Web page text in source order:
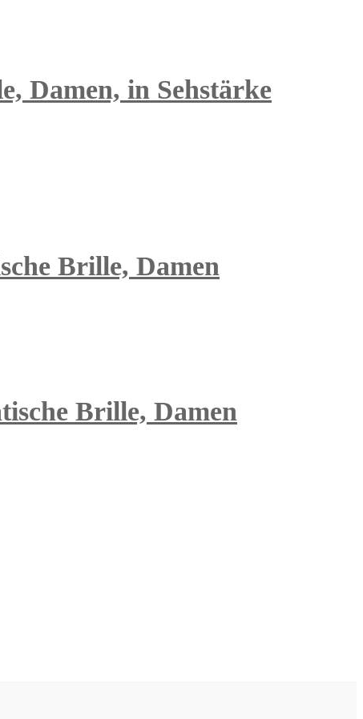
Damen, in Sehstärke
Brille, Damen
Brille, Damen